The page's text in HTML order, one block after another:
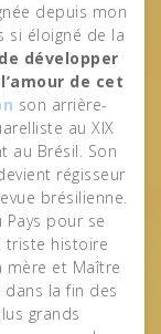
depuis mon
si éloigné de la
développer
de cet
son arrière-
au XIX
au Brésil. Son
régisseur
brésilienne.
pour se
triste histoire
mère et Maître
dans la fin des
grands